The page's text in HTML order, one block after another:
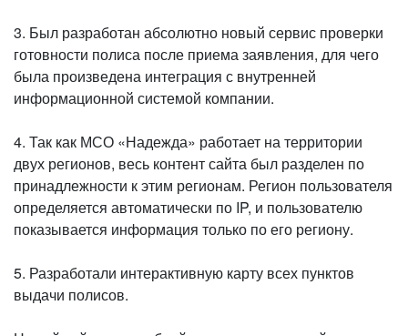
3. Был разработан абсолютно новый сервис проверки
готовности полиса после приема заявления, для чего
была произведена интеграция с внутренней
информационной системой компании.
4. Так как МСО «Надежда» работает на территории
двух регионов, весь контент сайта был разделен по
принадлежности к этим регионам. Регион пользователя
определяется автоматически по IP, и пользователю
показывается информация только по его региону.
5. Разработали интерактивную карту всех пунктов
выдачи полисов.